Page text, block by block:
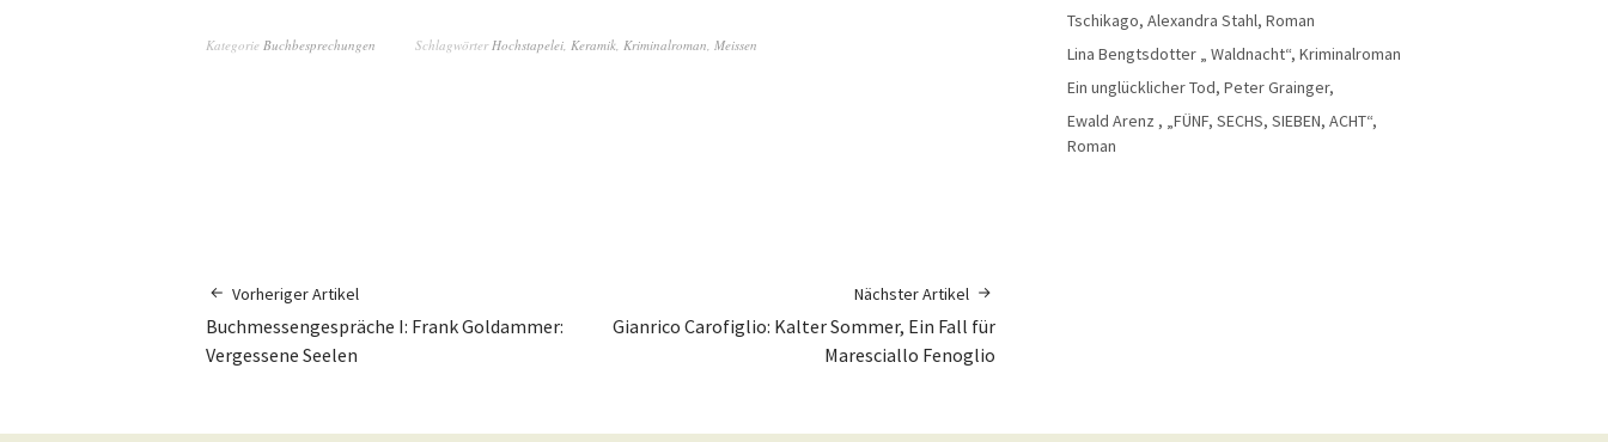
Kategorie Buchbesprechungen SchlagwörterHochstapelei, Keramik, Kriminalroman, Meissen
Vorheriger Artikel
Buchmessengespräche I: Frank Goldammer:
Vergessene Seelen
Nächster Artikel
Gianrico Carofiglio: Kalter Sommer, Ein Fall für
Maresciallo Fenoglio
Tschikago, Alexandra Stahl, Roman
Lina Bengtsdotter „ Waldnacht“, Kriminalroman
Ein unglücklicher Tod, Peter Grainger,
Ewald Arenz , „FÜNF, SECHS, SIEBEN, ACHT“,
Roman